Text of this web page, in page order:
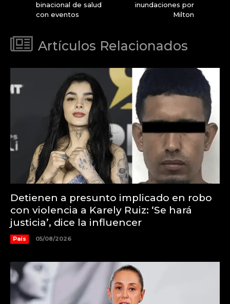
binacional de salud
con eventos
inundaciones por
Milton
Artículos Relacionados
Detienen a presunto implicado en robo
con violencia a Karely Ruiz: ‘Se hará
justicia’, dice la influencer
País 05/08/2026